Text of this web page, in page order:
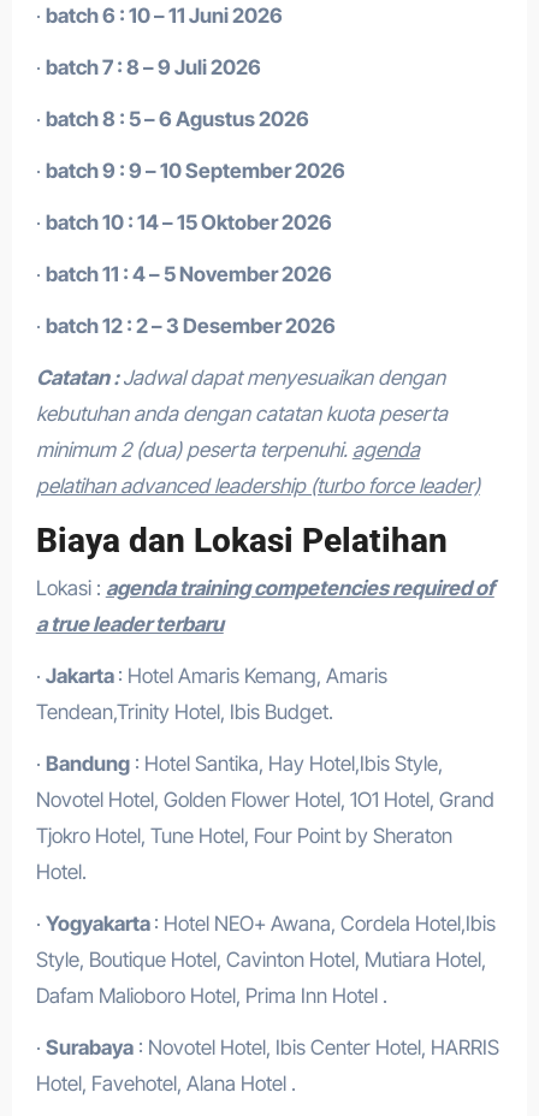
· batch 6 : 10 – 11 Juni 2026
· batch 7 : 8 – 9 Juli 2026
· batch 8 : 5 – 6 Agustus 2026
· batch 9 : 9 – 10 September 2026
· batch 10 : 14 – 15 Oktober 2026
· batch 11 : 4 – 5 November 2026
· batch 12 : 2 – 3 Desember 2026
Catatan :Jadwal dapat menyesuaikan dengan
kebutuhan anda dengan catatan kuota peserta
minimum 2 (dua) peserta terpenuhi. agenda
pelatihan advanced leadership (turbo force leader)
Biaya dan Lokasi Pelatihan
Lokasi : agenda training competencies required of
a true leader terbaru
· Jakarta : Hotel Amaris Kemang, Amaris
Tendean,Trinity Hotel, Ibis Budget.
· Bandung: Hotel Santika, Hay Hotel,Ibis Style,
Novotel Hotel, Golden Flower Hotel, 1O1 Hotel, Grand
Tjokro Hotel, Tune Hotel, Four Point by Sheraton
Hotel.
· Yogyakarta : Hotel NEO+ Awana, Cordela Hotel,Ibis
Style, Boutique Hotel, Cavinton Hotel, Mutiara Hotel,
Dafam Malioboro Hotel, Prima Inn Hotel .
· Surabaya: Novotel Hotel, Ibis Center Hotel, HARRIS
Hotel, Favehotel, Alana Hotel .